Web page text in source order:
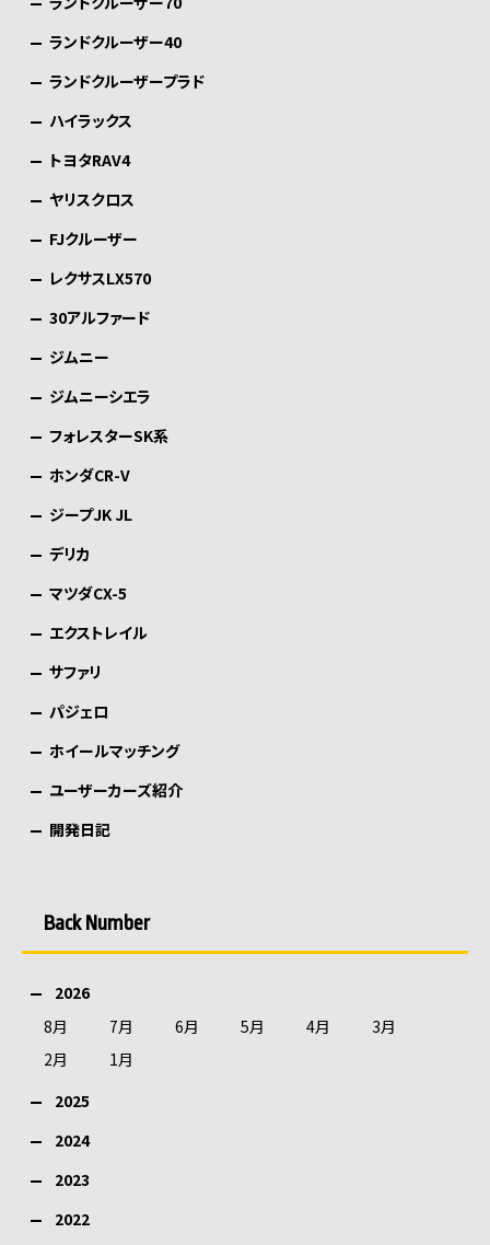
ランドクルーザー40
ランドクルーザープラド
ハイラックス
トヨタRAV4
ヤリスクロス
FJクルーザー
レクサスLX570
30アルファード
ジムニー
ジムニーシエラ
フォレスターSK系
ホンダCR-V
ジープJK JL
デリカ
マツダCX-5
エクストレイル
サファリ
パジェロ
ホイールマッチング
ユーザーカーズ紹介
開発日記
Back Number
2026
8月
7月 6月 5月 4月
3月
2月
1月
2025
2024
2023
2022